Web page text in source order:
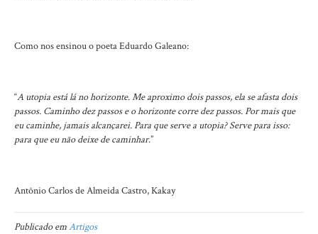
Como nos ensinou o poeta Eduardo Galeano:
“A utopia está lá no horizonte. Me aproximo dois passos, ela se afasta dois
passos. Caminho dez passos e o horizonte corre dez passos. Por mais que
eu caminhe, jamais alcançarei. Para que serve a utopia? Serve para isso:
para que eu não deixe de caminhar.”
Antônio Carlos de Almeida Castro, Kakay
Publicado emArtigos